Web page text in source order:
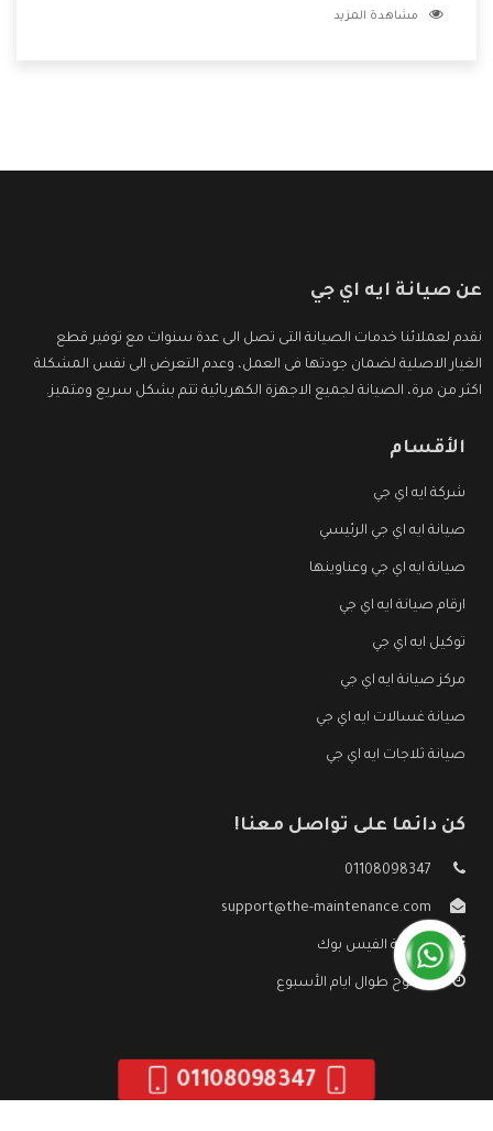
الشركة بها والتى تكون منها خدمة الصيانة التى تكون من أهم
مشاهدة المزيد
عن صيانة ايه اي جي
نقدم لعملائنا خدمات الصيانة التى تصل الى عدة سنوات مع توفير قطع
الغيار الاصلية لضمان جودتها فى العمل، وعدم التعرض الى نفس المشكلة
اكثر من مرة، الصيانة لجميع الاجهزة الكهربائية تتم بشكل سريع ومتميز.
الأقسام
شركة ايه اي جي
صيانة ايه اي جي الرئيسي
صيانة ايه اي جي وعناوينها
ارقام صيانة ايه اي جي
توكيل ايه اي جي
مركز صيانة ايه اي جي
صيانة غسالات ايه اي جي
صيانة ثلاجات ايه اي جي
كن دائما على تواصل معنا!
01108098347
support@the-maintenance.com
صفحة الفيس بوك
مفتوح طوال ايام الأسبوع
01108098347